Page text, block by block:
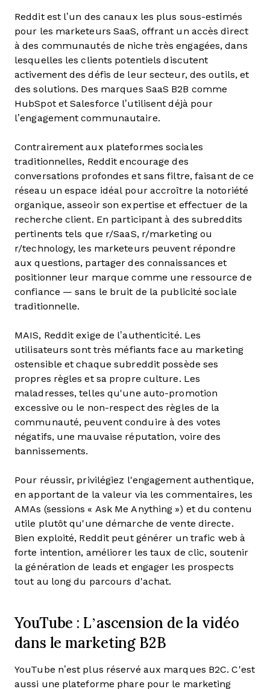
Reddit est l’un des canaux les plus sous-estimés
pour les marketeurs SaaS, offrant un accès direct
à des communautés de niche très engagées, dans
lesquelles les clients potentiels discutent
activement des défis de leur secteur, des outils, et
des solutions. Des marques SaaS B2B comme
HubSpot et Salesforce l’utilisent déjà pour
l’engagement communautaire.
Contrairement aux plateformes sociales
traditionnelles, Reddit encourage des
conversations profondes et sans filtre, faisant de ce
réseau un espace idéal pour accroître la notoriété
organique, asseoir son expertise et effectuer de la
recherche client. En participant à des subreddits
pertinents tels que r/SaaS, r/marketing ou
r/technology, les marketeurs peuvent répondre
aux questions, partager des connaissances et
positionner leur marque comme une ressource de
confiance — sans le bruit de la publicité sociale
traditionnelle.
MAIS, Reddit exige de l’authenticité. Les
utilisateurs sont très méfiants face au marketing
ostensible et chaque subreddit possède ses
propres règles et sa propre culture. Les
maladresses, telles qu'une auto-promotion
excessive ou le non-respect des règles de la
communauté, peuvent conduire à des votes
négatifs, une mauvaise réputation, voire des
bannissements.
Pour réussir, privilégiez l'engagement authentique,
en apportant de la valeur via les commentaires, les
AMAs (sessions « Ask Me Anything ») et du contenu
utile plutôt qu'une démarche de vente directe.
Bien exploité, Reddit peut générer un trafic web à
forte intention, améliorer les taux de clic, soutenir
la génération de leads et engager les prospects
tout au long du parcours d'achat.
YouTube : L’ascension de la vidéo
dans le marketing B2B
YouTube n’est plus réservé aux marques B2C. C'est
aussi une plateforme phare pour le marketing